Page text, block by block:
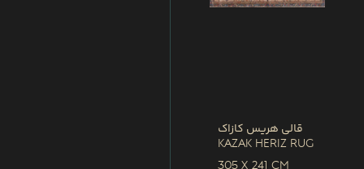
قالی هریس کازاک
Kazak Heriz Rug
305 x 241 CM